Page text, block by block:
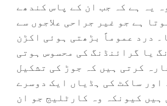
یہ ہے کہ جب ان کے پاس کندھے
ہے جو غیر جراحی علاجوں سے
درد عموماً بڑھتی ہوئی اکڑن
یا گرائنڈنگ کی محسوس ہوتی
کرتی ہیں کہ جوڑ کی تشکیل
اور ساکٹ کی ہڈیاں ایک دوسرے
ہیں کیونکہ وہ کارٹلیج جو ان